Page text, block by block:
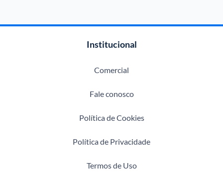
Institucional
Comercial
Fale conosco
Política de Cookies
Política de Privacidade
Termos de Uso